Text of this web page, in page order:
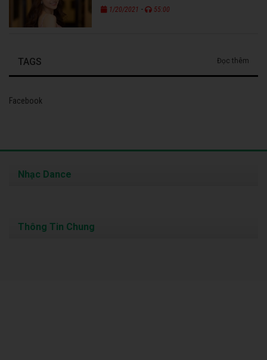
1/20/2021 - 55:00
TAGS Đọc thêm
Facebook
Nhạc Dance
Thông Tin Chung